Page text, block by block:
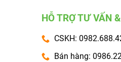
HỖ TRỢ TƯ VẤN
CSKH:
Bán hàng: